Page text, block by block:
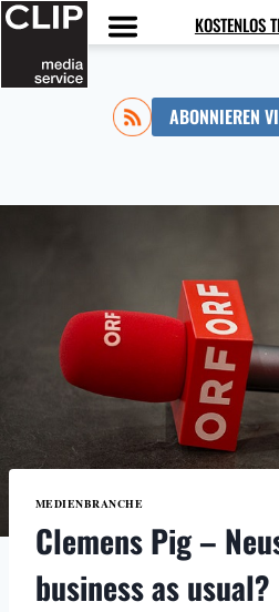
Zum
Inhalt
springen
KOSTENLOS
ABONNIEREN
MEDIENBRANCHE
Clemens Pig –
business as usual?